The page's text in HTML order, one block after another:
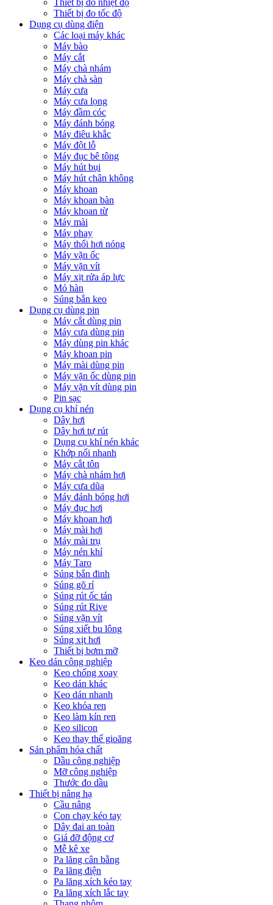
Thiết bị đo nhiệt độ
Thiết bị đo tốc độ
Dụng cụ dùng điện
Các loại máy khác
Máy bào
Máy cắt
Máy chà nhám
Máy chà sàn
Máy cưa
Máy cưa lọng
Máy đầm cóc
Máy đánh bóng
Máy điêu khắc
Máy đột lỗ
Máy đục bê tông
Máy hút bụi
Máy hút chân không
Máy khoan
Máy khoan bàn
Máy khoan từ
Máy mài
Máy phay
Máy thổi hơi nóng
Máy vặn ốc
Máy vặn vít
Máy xịt rửa áp lực
Mỏ hàn
Súng bắn keo
Dụng cụ dùng pin
Máy cắt dùng pin
Máy cưa dùng pin
Máy dùng pin khác
Máy khoan pin
Máy mài dùng pin
Máy vặn ốc dùng pin
Máy vặn vít dùng pin
Pin sạc
Dụng cụ khí nén
Dây hơi
Dây hơi tự rút
Dụng cụ khí nén khác
Khớp nối nhanh
Máy cắt tôn
Máy chà nhám hơi
Máy cưa dũa
Máy đánh bóng hơi
Máy đục hơi
Máy khoan hơi
Máy mài hơi
Máy mài trụ
Máy nén khí
Máy Taro
Súng bắn đinh
Súng gõ rỉ
Súng rút ốc tán
Súng rút Rive
Súng vặn vít
Súng xiết bu lông
Súng xịt hơi
Thiết bị bơm mỡ
Keo dán công nghiệp
Keo chống xoay
Keo dán khác
Keo dán nhanh
Keo khóa ren
Keo làm kín ren
Keo silicon
Keo thay thế gioăng
Sản phẩm hóa chất
Dầu công nghiệp
Mỡ công nghiệp
Thước đo dầu
Thiết bị nâng hạ
Cầu nâng
Con chạy kéo tay
Dây đai an toàn
Giá đỡ động cơ
Mễ kê xe
Pa lăng cân bằng
Pa lăng điện
Pa lăng xích kéo tay
Pa lăng xích lắc tay